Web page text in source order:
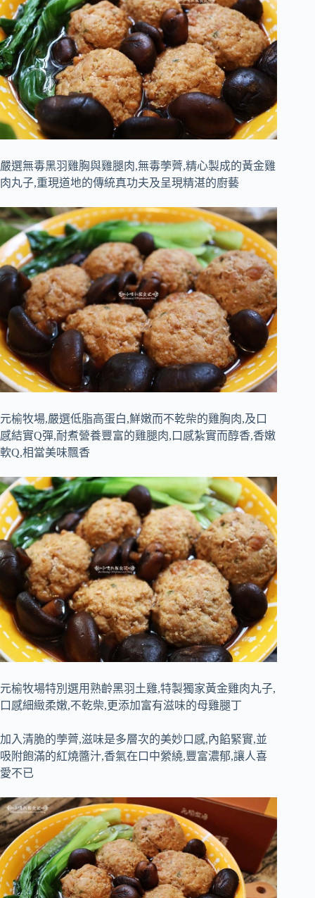
嚴選無毒黑羽雞胸與雞腿肉,無毒荸薺,精心製成的黃金雞
肉丸子,重現道地的傳統真功夫及呈現精湛的廚藝
元榆牧場,嚴選低脂高蛋白,鮮嫩而不乾柴的雞胸肉,及口
感結實Q彈,耐煮營養豐富的雞腿肉,口感紮實而醇香,香嫩
軟Q,相當美味飄香
元榆牧場特別選用熟齡黑羽土雞,特製獨家黃金雞肉丸子,
口感細緻柔嫩,不乾柴,更添加富有滋味的母雞腿丁
加入清脆的荸薺,滋味是多層次的美妙口感,內餡緊實,並
吸附飽滿的紅燒醬汁,香氣在口中縈繞,豐富濃郁,讓人喜
愛不已